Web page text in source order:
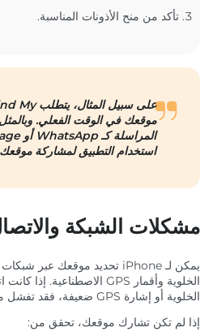
تأكد من منح الأذونات المناسبة.
موقعك في الوقت الفعلي.
استخدام التطبيق لمشاركة
مشكلات الشبكة
الخلوية أو إشارة GPS ضعيفة، فقد تفشل مشاركة الموقع.
إذا لم تكن تشارك موقعك، تحقق من: